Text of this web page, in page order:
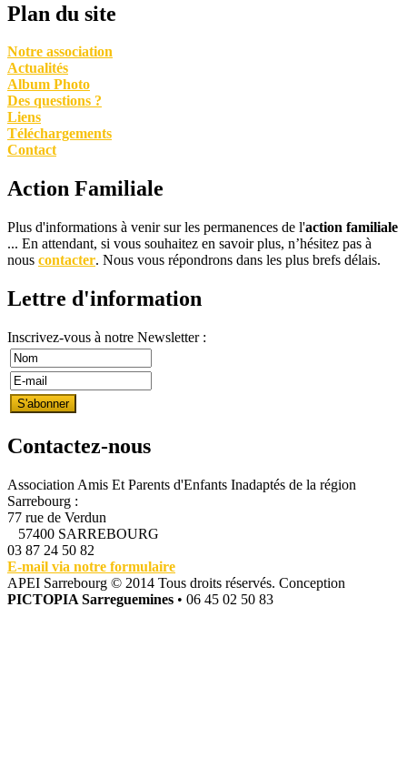
Plan du site
Notre association
Actualités
Album Photo
Des questions ?
Liens
Téléchargements
Contact
Action Familiale
Plus d'informations à venir sur les permanences de l'action familiale
... En attendant, si vous souhaitez en savoir plus, n’hésitez pas à
nous contacter. Nous vous répondrons dans les plus brefs délais.
Lettre d'information
Inscrivez-vous à notre Newsletter :
Contactez-nous
Association Amis Et Parents d'Enfants Inadaptés de la région
Sarrebourg :
77 rue de Verdun
57400 SARREBOURG
03 87 24 50 82
E-mail via notre formulaire
APEI Sarrebourg © 2014 Tous droits réservés. Conception
PICTOPIA Sarreguemines • 06 45 02 50 83